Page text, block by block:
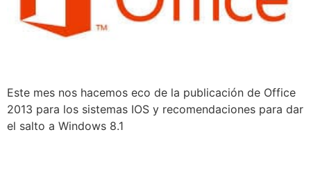
Este mes nos hacemos eco de la publicación de Office
2013 para los sistemas IOS y recomendaciones para dar
el salto a Windows 8.1